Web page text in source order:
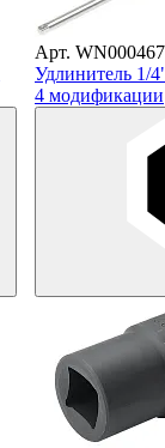
Арт.
Удлинитель 1/
4 модификации